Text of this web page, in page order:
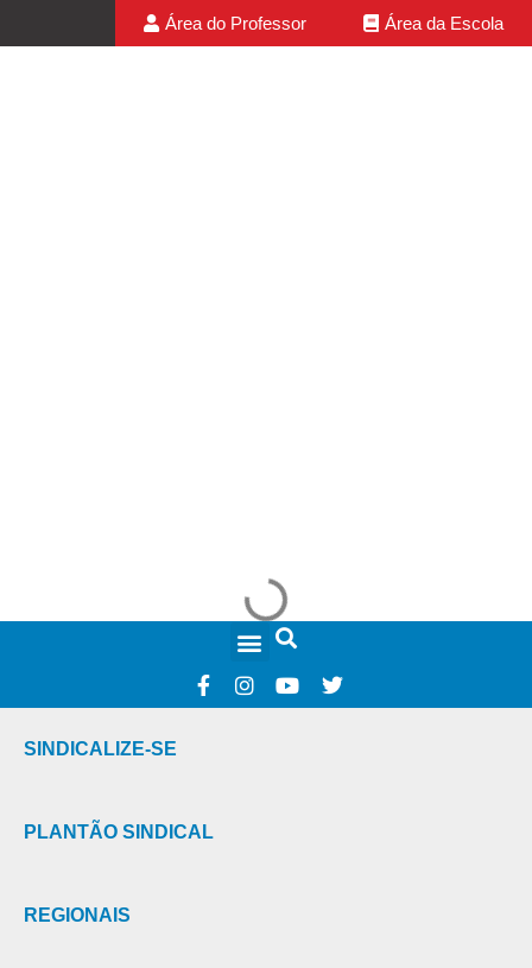
Área do Professor Área da Escola
SINDICALIZE-SE
PLANTÃO SINDICAL
REGIONAIS